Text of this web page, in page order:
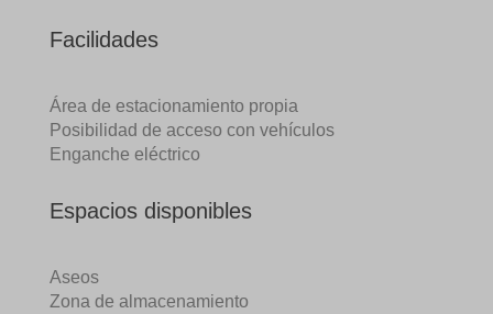
Facilidades
Área de estacionamiento propia
Posibilidad de acceso con vehículos
Enganche eléctrico
Espacios disponibles
Aseos
Zona de almacenamiento